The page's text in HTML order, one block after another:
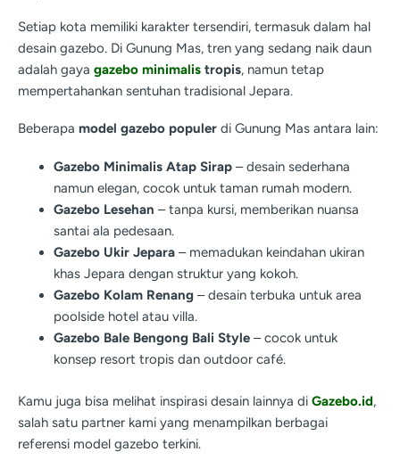
Setiap kota memiliki karakter tersendiri, termasuk dalam hal
desain gazebo. Di Gunung Mas, tren yang sedang naik daun
adalah gaya gazebo minimalis tropis, namun tetap
mempertahankan sentuhan tradisional Jepara.
Beberapa model gazebo populer di Gunung Mas antara lain:
Gazebo Minimalis Atap Sirap – desain sederhana
namun elegan, cocok untuk taman rumah modern.
Gazebo Lesehan – tanpa kursi, memberikan nuansa
santai ala pedesaan.
Gazebo Ukir Jepara – memadukan keindahan ukiran
khas Jepara dengan struktur yang kokoh.
Gazebo Kolam Renang – desain terbuka untuk area
poolside hotel atau villa.
Gazebo Bale Bengong Bali Style – cocok untuk
konsep resort tropis dan outdoor café.
Kamu juga bisa melihat inspirasi desain lainnya di Gazebo.id,
salah satu partner kami yang menampilkan berbagai
referensi model gazebo terkini.